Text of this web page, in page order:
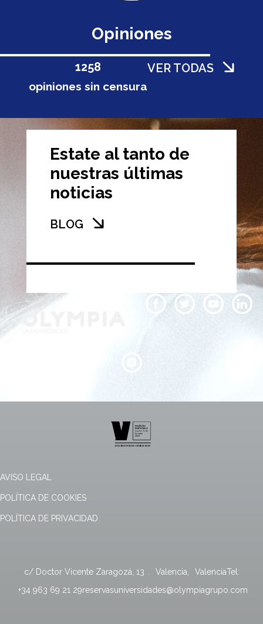
Opiniones
opiniones sin censura
1258 VER TODAS
Estate al tanto de
nuestras últimas
noticias
BLOG
AVISO LEGAL
POLÍTICA DE COOKIES
POLÍTICA DE PRIVACIDAD
c/ Doctor Vicente Zaragozá, 13 Valencia ValenciaTel:
+34 963 69 21 29reservasuniversidades@olympiagrupo.com